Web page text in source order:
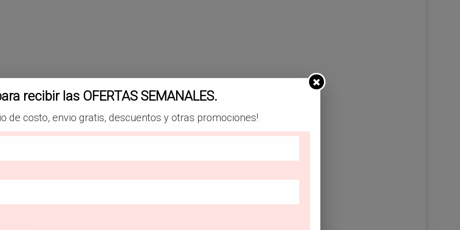
recibir las OFERTAS SEMANALES.
de costo, envio gratis, descuentos y otras promociones!